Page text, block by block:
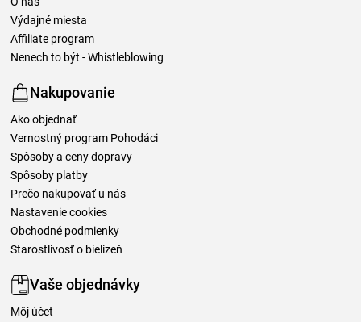
Výdajné miesta
Affiliate program
Nenech to být - Whistleblowing
Nakupovanie
Ako objednať
Vernostný program Pohodáci
Spôsoby a ceny dopravy
Spôsoby platby
Prečo nakupovať u nás
Nastavenie cookies
Obchodné podmienky
Starostlivosť o bielizeň
Vaše objednávky
Môj účet